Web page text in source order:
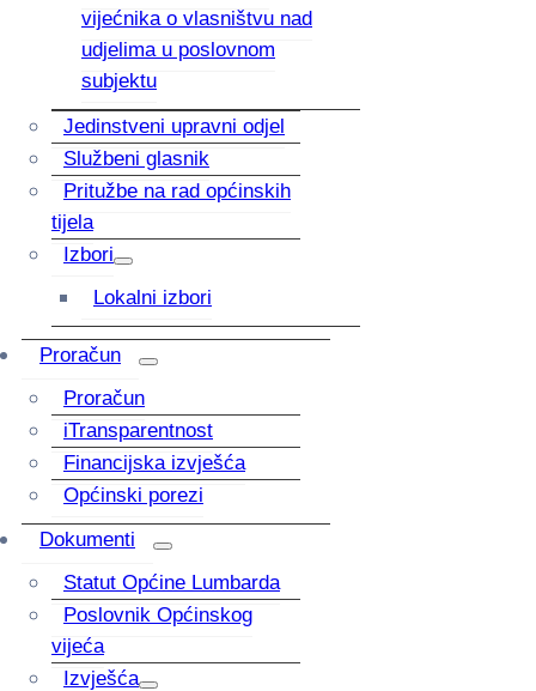
vijećnika o vlasništvu nad
udjelima u poslovnom
subjektu
Jedinstveni upravni odjel
Službeni glasnik
Pritužbe na rad općinskih
tijela
Izbori
Lokalni izbori
Proračun
Proračun
iTransparentnost
Financijska izvješća
Općinski porezi
Dokumenti
Statut Općine Lumbarda
Poslovnik Općinskog
vijeća
Izvješća